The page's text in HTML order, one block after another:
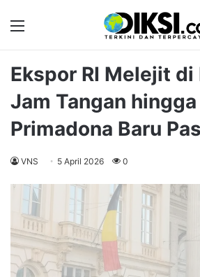
Menu
Ekspor RI Melejit di
Jam Tangan
Primadona Baru
VNS 5 April 2026 0